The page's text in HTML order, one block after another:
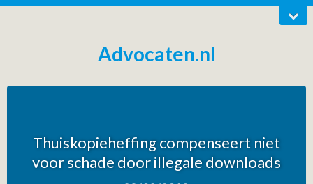
Advocaten.nl
Thuiskopieheffing compenseert niet
voor schade door illegale downloads